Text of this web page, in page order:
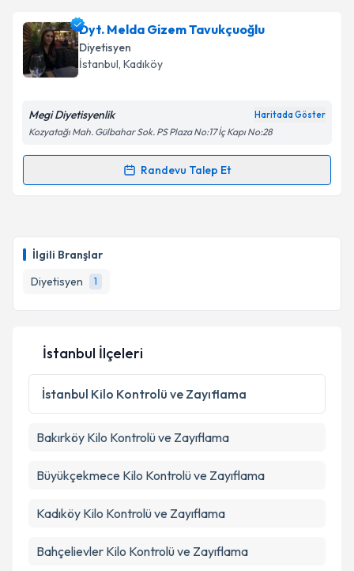
İlgili Branşlar
Diyetisyen
1
Dyt. Melda Gizem Tavukçuoğlu
Diyetisyen
İstanbul, Kadıköy
Megi Diyetisyenlik Haritada Göster
Kozyatağı Mah. Gülbahar Sok. PS Plaza No:17 İç Kapı No:28
Randevu Talep Et
Randevu Takvimi Talebi
için bir takvim hazırlandığında e-posta ile
bilgilendireceğiz.
E-posta Adresiniz
Kişisel verilerimin işlenmesine ilişkin
Metni'ni okudum ve kişisel verilerimin belirtilen
Takvim Talebini Gönder
İstanbul İlçeleri
İstanbul Kilo Kontrolü ve Zayıflama
Bakırköy Kilo Kontrolü ve Zayıflama
Büyükçekmece Kilo Kontrolü ve Zayıflama
Kadıköy Kilo Kontrolü ve Zayıflama
Bahçelievler Kilo Kontrolü ve Zayıflama